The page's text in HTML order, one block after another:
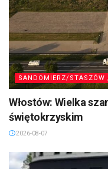
SANDOMIERZ/STASZÓW
Włostów: Wielka
świętokrzyskim
2026-08-07